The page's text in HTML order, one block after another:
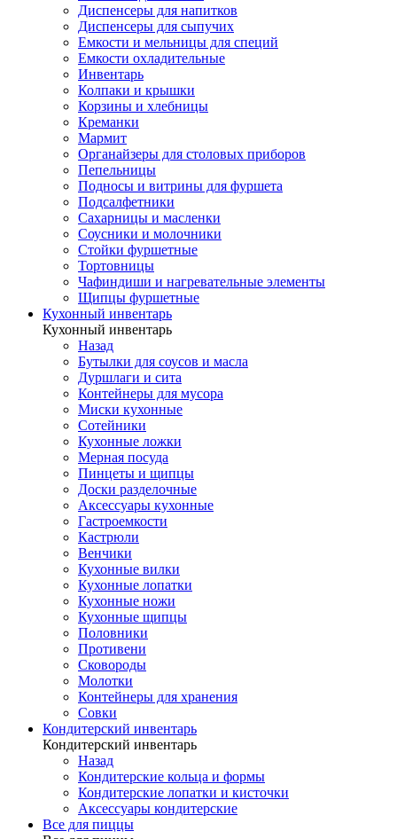
Диспенсеры для напитков
Диспенсеры для сыпучих
Емкости и мельницы для специй
Емкости охладительные
Инвентарь
Колпаки и крышки
Корзины и хлебницы
Креманки
Мармит
Органайзеры для столовых приборов
Пепельницы
Подносы и витрины для фуршета
Подсалфетники
Сахарницы и масленки
Соусники и молочники
Стойки фуршетные
Тортовницы
Чафиндиши и нагревательные элементы
Щипцы фуршетные
Кухонный инвентарь
Кухонный инвентарь
Назад
Бутылки для соусов и масла
Дуршлаги и сита
Контейнеры для мусора
Миски кухонные
Сотейники
Кухонные ложки
Мерная посуда
Пинцеты и щипцы
Доски разделочные
Аксессуары кухонные
Гастроемкости
Кастрюли
Венчики
Кухонные вилки
Кухонные лопатки
Кухонные ножи
Кухонные щипцы
Половники
Противени
Сковороды
Молотки
Контейнеры для хранения
Совки
Кондитерский инвентарь
Кондитерский инвентарь
Назад
Кондитерские кольца и формы
Кондитерские лопатки и кисточки
Аксессуары кондитерские
Все для пиццы